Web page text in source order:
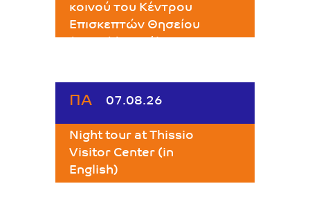
κοινού του Κέντρου
Επισκεπτών Θησείου
07.08.26
ΠΑ
Night tour at Thissio
Visitor Center (in
English)